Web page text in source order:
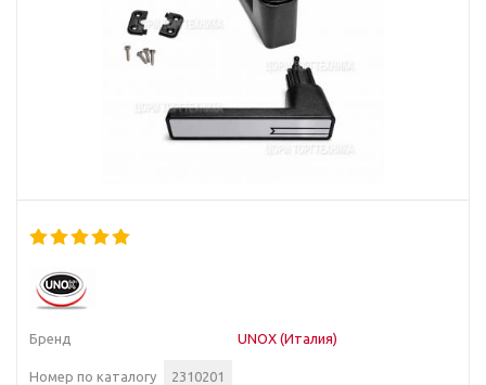
Бренд UNOX (Италия)
Номер по каталогу 2310201